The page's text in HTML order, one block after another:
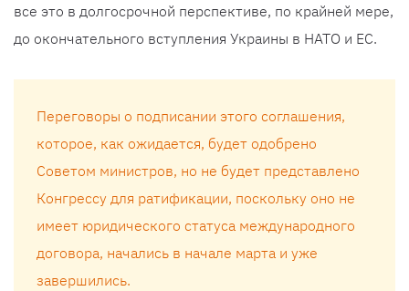
все это в долгосрочной перспективе, по крайней мере,
до окончательного вступления Украины в НАТО и ЕС.
Переговоры о подписании этого соглашения,
которое, как ожидается, будет одобрено
Советом министров, но не будет представлено
Конгрессу для ратификации, поскольку оно не
имеет юридического статуса международного
договора, начались в начале марта и уже
завершились.